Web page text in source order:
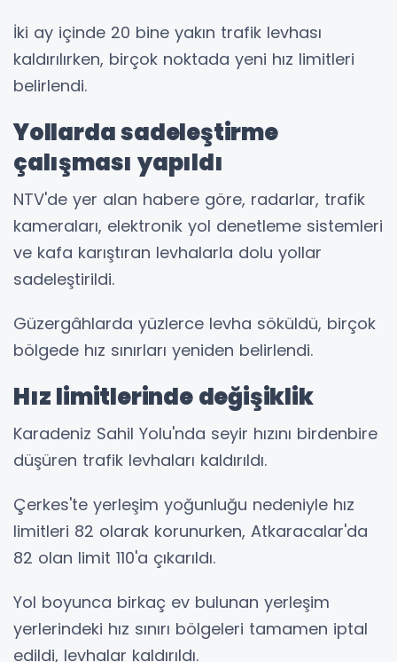
İki ay içinde 20 bine yakın trafik levhası
kaldırılırken, birçok noktada yeni hız limitleri
belirlendi.
Yollarda sadeleştirme
çalışması yapıldı
NTV'de yer alan habere göre, radarlar, trafik
kameraları, elektronik yol denetleme sistemleri
ve kafa karıştıran levhalarla dolu yollar
sadeleştirildi.
Güzergâhlarda yüzlerce levha söküldü, birçok
bölgede hız sınırları yeniden belirlendi.
Hız limitlerinde değişiklik
Karadeniz Sahil Yolu'nda seyir hızını birdenbire
düşüren trafik levhaları kaldırıldı.
Çerkes'te yerleşim yoğunluğu nedeniyle hız
limitleri 82 olarak korunurken, Atkaracalar'da
82 olan limit 110'a çıkarıldı.
Yol boyunca birkaç ev bulunan yerleşim
yerlerindeki hız sınırı bölgeleri tamamen iptal
edildi, levhalar kaldırıldı.